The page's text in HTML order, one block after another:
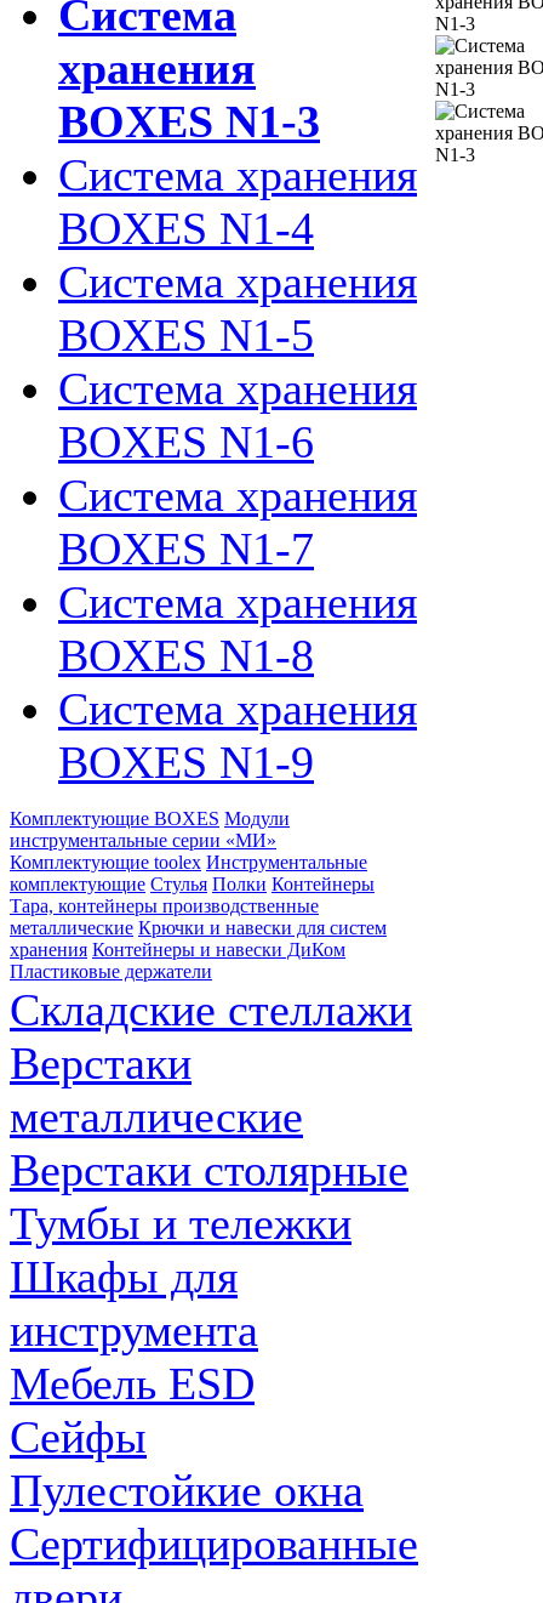
Система
хранения
BOXES N1-3
Система хранения
BOXES N1-4
Система хранения
BOXES N1-5
Система хранения
BOXES N1-6
Система хранения
BOXES N1-7
Система хранения
BOXES N1-8
Система хранения
BOXES N1-9
Комплектующие BOXES Модули
инструментальные серии «МИ»
Комплектующие toolex Инструментальные
комплектующие Стулья Полки Контейнеры
Тара, контейнеры производственные
металлические Крючки и навески для систем
хранения Контейнеры и навески ДиКом
Пластиковые держатели
Складские стеллажи
Верстаки
металлические
Верстаки столярные
Тумбы и тележки
Шкафы для
инструмента
Мебель ESD
Сейфы
Пулестойкие окна
Сертифицированные